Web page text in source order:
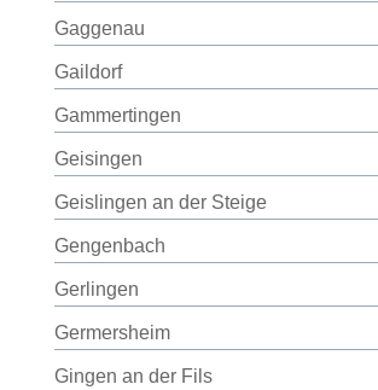
Gaggenau
Gaildorf
Gammertingen
Geisingen
Geislingen an der Steige
Gengenbach
Gerlingen
Germersheim
Gingen an der Fils